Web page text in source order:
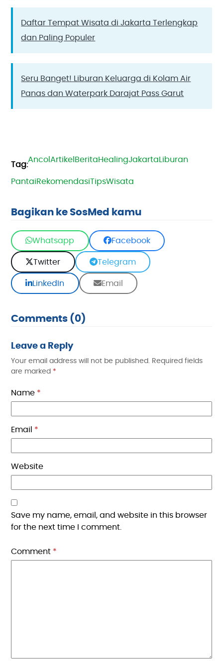
Daftar Tempat Wisata di Jakarta Terlengkap
dan Paling Populer
Seru Banget! Liburan Keluarga di Kolam Air
Panas dan Waterpark Darajat Pass Garut
Ancol Artikel BeritaHealingJakartaLiburan
PantaiRekomendasiTipsWisata
Bagikan ke SosMed kamu
Whatsapp Facebook
Twitter Telegram
LinkedIn Email
Comments (0)
Leave a Reply
Your email address will not be published. Required fields
are marked *
Name *
Email *
Website
Save my name, email, and website in this browser
for the next time I comment.
Comment *